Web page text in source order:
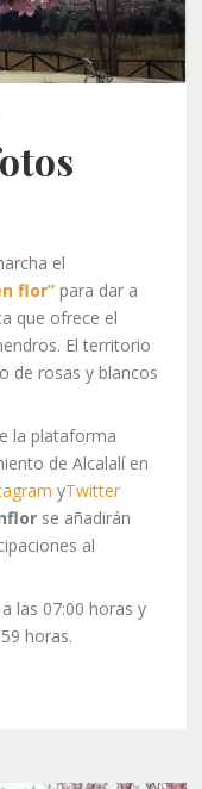
el
flor”para dar a
que ofrece el
El territorio
de rosas y blancos
la plataforma
de Alcalalí en
yTwitter
se añadirán
al
las 07:00 horas y
horas.